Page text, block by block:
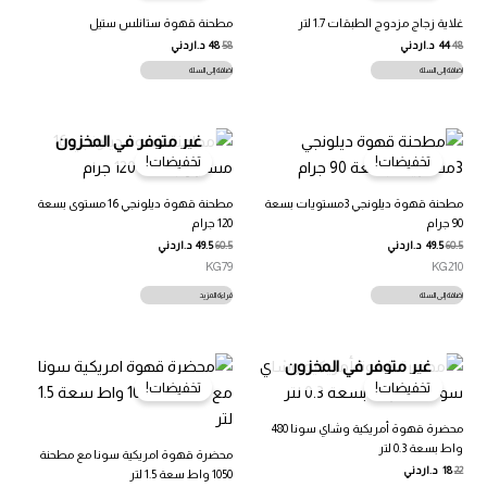
غلاية زجاج مزدوج الطبقات 1.7 لتر
48السعر
هو:
48.00 د.ا.
44السعر
هو:
44.00 د.ا.
د.اردني
إضافة إلى السلة
مطحنة قهوة ستانلس ستيل
58السعر
هو:
58.00 د.ا.
48السعر
هو:
48.00 د.ا.
د.اردني
إضافة إلى السلة
تخفيضات!
مطحنة قهوة ديلونجي 3مستويات بسعة
90 جرام
60.5
49.5 د.اردني
KG210
إضافة إلى السلة
غير متوفر في المخزون
تخفيضات!
مطحنة قهوة ديلونجي 16 مستوى بسعة
120 جرام
60.5
49.5 د.اردني
KG79
قراءة المزيد
غير متوفر في المخزون
تخفيضات!
محضرة قهوة أمريكية وشاي سونا 480
واط بسعة 0.3 لتر
22
18 د.اردني
تخفيضات!
محضرة قهوة امريكية سونا مع مطحنة
1050 واط سعة 1.5 لتر